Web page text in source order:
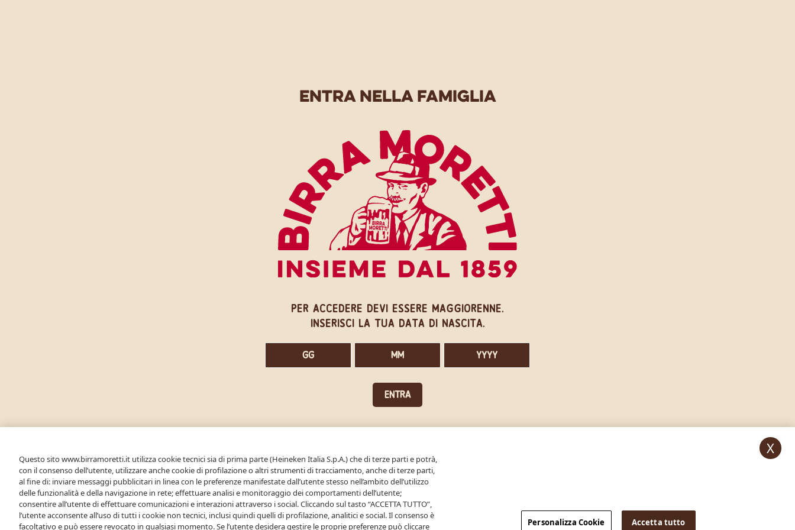
entra nella famiglia
per accedere devi essere maggiorenne.
inserisci la tua data di nascita.
ENTRA
Questo sito www.birramoretti.it utilizza cookie tecnici sia di prima parte (Heineken Italia S.p.A.) che di terze parti e potrà,
con il consenso dell’utente, utilizzare anche cookie di profilazione o altri strumenti di tracciamento, anche di terze parti,
al fine di: inviare messaggi pubblicitari in linea con le preferenze manifestate dall’utente stesso nell’ambito dell’utilizzo
delle funzionalità e della navigazione in rete; effettuare analisi e monitoraggio dei comportamenti dell’utente;
consentire all’utente di effettuare comunicazioni e interazioni attraverso i social. Cliccando sul tasto “ACCETTA TUTTO”,
l’utente acconsente all’uso di tutti i cookie non tecnici, inclusi quindi quelli di profilazione, analitici e social. Il consenso è
facoltativo e può essere revocato in qualsiasi momento. Se l’utente desidera gestire le proprie preferenze può cliccare
Personalizza Cookie Accetta tutto
X